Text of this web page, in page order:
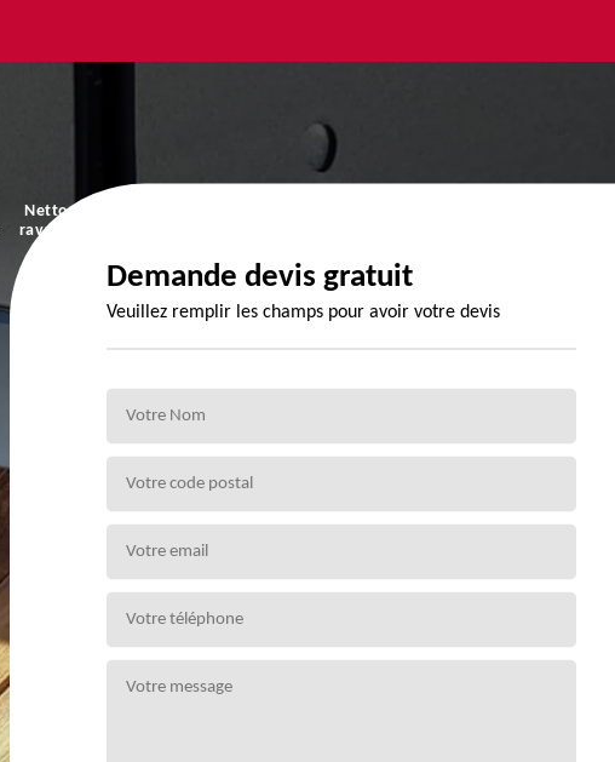
Nettoyage et
ravalement de
Demande devis gratuit
Veuillez remplir les champs pour avoir votre devis